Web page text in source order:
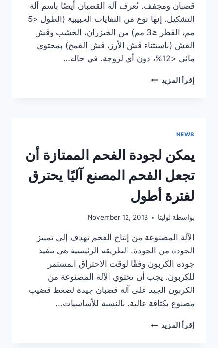
قضبان ومجفف. تُعرف آلة القضبان أيضًا باسم آلة
التشكيل. إنها نوع من النفايات الحبيبية (الطول <5
مم، القطر ≤3 مم) من الخيزران، الخشب وقش
القش (باستثناء قش الأرز، قش القمح) بمحتوى
مائي <12%، دون أي لزوجة. في حالة…
إقرأ المزيد مصنعي
NEWS
يمكن لجودة الفحم الممتازة أن
تجعل الفحم المصنع آليًا يحترق
لفترة أطول
بواسطة لوليتا November 12, 2018
الآلة المصنوعة من إنتاج الفحم تهدف إلى تمييز
الجودة من الجودة. الطريقة الرئيسية هي تنفيذ
جودة الكربون وفقًا لوقت الاحتراق المستمر
للكربون. يجب أن تحتوي الآلة المصنوعة من
الكربون الجيد على آلة قضبان جيدة لضغط قضيب
مصنوع بكثافة عالية. بالنسبة للأساسيات...
إقرأ المزيد يمكن